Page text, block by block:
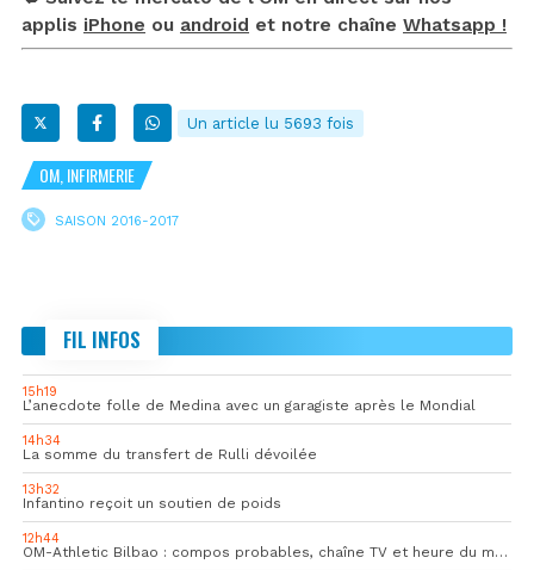
applis iPhone ou android et notre chaîne Whatsapp !
Un article lu 5693 fois
OM, INFIRMERIE
SAISON 2016-2017
FIL INFOS
15h19
L’anecdote folle de Medina avec un garagiste après le Mondial
14h34
La somme du transfert de Rulli dévoilée
13h32
Infantino reçoit un soutien de poids
12h44
OM-Athletic Bilbao : compos probables, chaîne TV et heure du match